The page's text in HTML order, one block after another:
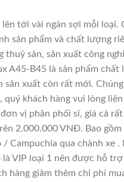
tới vài ngàn sợi mỗi loại.
sản phẩm và chất lượng
sản, sản xuất công
A45-B45 là sản phẩm
xuất còn rất mới.
khách hàng vui lòng
vị phân phối sỉ, giá cả
2.000.000 VNĐ. Bao
qua chành xe
VIP loại 1 nên được hỗ
hàng giảm thêm chi phí